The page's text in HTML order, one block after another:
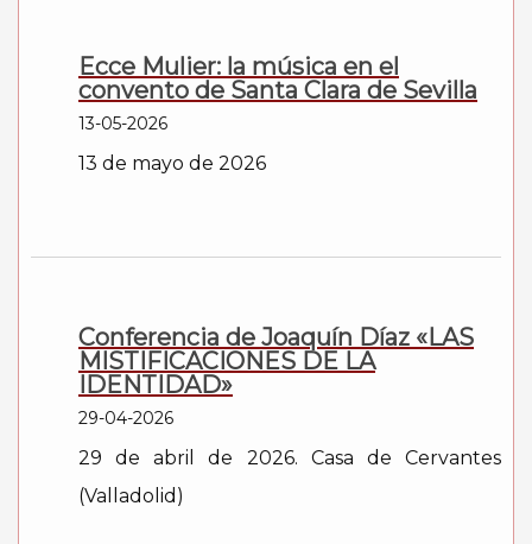
Ecce Mulier: la música en el
convento de Santa Clara de Sevilla
13-05-2026
13 de mayo de 2026
Conferencia de Joaquín Díaz «LAS
MISTIFICACIONES DE LA
IDENTIDAD»
29-04-2026
29 de abril de 2026. Casa de Cervantes
(Valladolid)